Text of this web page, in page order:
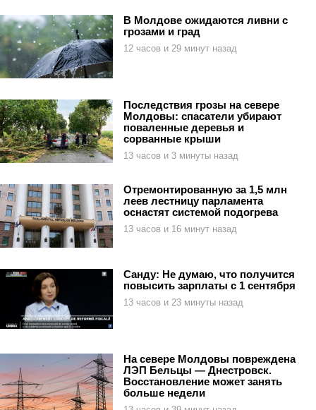
В Молдове ожидаются ливни с
грозами и град
12 часов и 29 минут назад
Последствия грозы на севере
Молдовы: спасатели убирают
поваленные деревья и
сорванные крыши
13 часов и 3 минуты назад
Отремонтированную за 1,5 млн
леев лестницу парламента
оснастят системой подогрева
13 часов и 16 минут назад
Санду: Не думаю, что получится
повысить зарплаты с 1 сентября
13 часов и 23 минуты назад
На севере Молдовы повреждена
ЛЭП Бельцы — Днестровск.
Восстановление может занять
больше недели